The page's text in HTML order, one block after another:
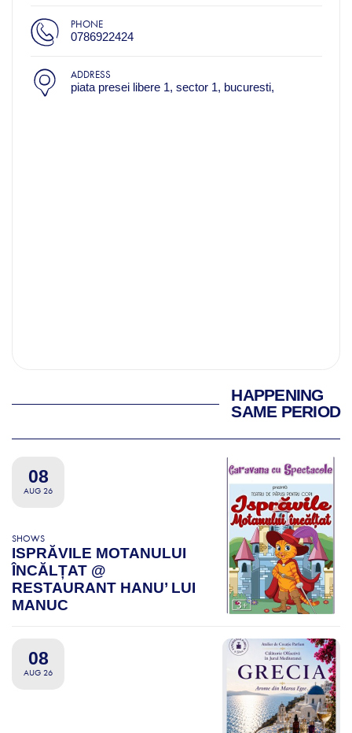
PHONE
0786922424
ADDRESS
piata presei libere 1, sector 1, bucuresti,
HAPPENING
SAME PERIOD
08
AUG 26
SHOWS
ISPRĂVILE MOTANULUI
ÎNCĂLȚAT @
RESTAURANT HANU’ LUI
MANUC
08
AUG 26